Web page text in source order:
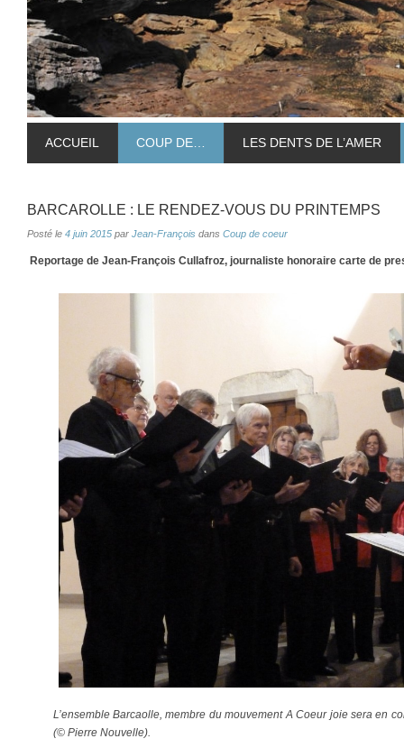
ACCUEIL COUP DE… LES DENTS DE L’AMER
BARCAROLLE : LE RENDEZ-VOUS DU PRINTEMPS
Posté le 4 juin 2015 par Jean-François dans Coup de coeur
Reportage de Jean-François Cullafroz, journaliste honoraire carte de
L’ensemble Barcaolle, membre du mouvement A Coeur joie sera en
(© Pierre Nouvelle).